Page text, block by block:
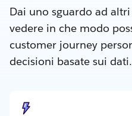
Dai uno sguardo ad
vedere in che modo
customer journey
decisioni basate sui dati.